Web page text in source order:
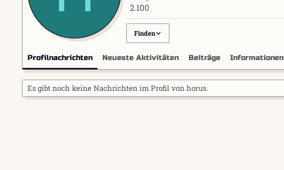
2.100
Finden
Profilnachrichten Neueste Aktivitäten Beiträge Informationen
Es gibt noch keine Nachrichten im Profil von horus.